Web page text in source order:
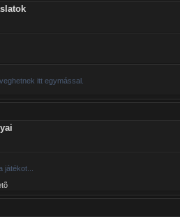
itt egymással.